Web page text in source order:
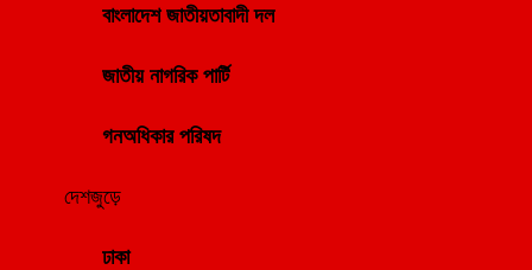
বাংলাদেশ জাতীয়তাবাদী দল
জাতীয় নাগরিক পার্টি
গনঅধিকার পরিষদ
দেশজুড়ে
ঢাকা